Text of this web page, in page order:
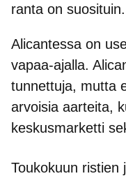
ranta on suosituin.
Alicantessa on
vapaa-ajalla.
tunnettuja, mutta
arvoisia aarteita,
keskusmarketti
Toukokuun ristien